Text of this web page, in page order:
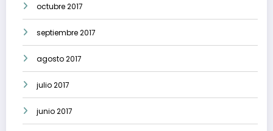
octubre 2017
septiembre 2017
agosto 2017
julio 2017
junio 2017